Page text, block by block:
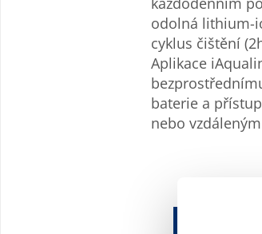
odolná lithium-
cyklus čištění
Aplikace
baterie a
nebo